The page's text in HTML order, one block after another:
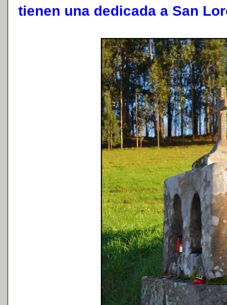
tienen una dedicada a San